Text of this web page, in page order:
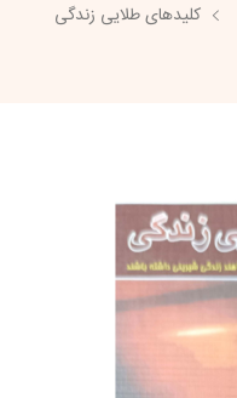
کلیدهای طلایی زندگی